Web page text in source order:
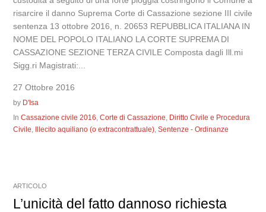
risarcire il danno Suprema Corte di Cassazione sezione III civile
sentenza 13 ottobre 2016, n. 20653 REPUBBLICA ITALIANA IN
NOME DEL POPOLO ITALIANO LA CORTE SUPREMA DI
CASSAZIONE SEZIONE TERZA CIVILE Composta dagli Ill.mi
Sigg.ri Magistrati:...
27 Ottobre 2016
by D'Isa
InCassazione civile 2016 ,Corte di Cassazione Diritto Civile e Procedura
Civile Illecito aquiliano (o extracontrattuale) ,Sentenze - Ordinanze
ARTICOLO
L’unicità del fatto dannoso richiesta